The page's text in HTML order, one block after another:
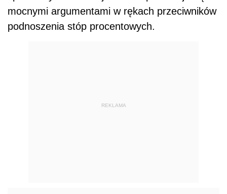
mocnymi argumentami w rękach przeciwników
podnoszenia stóp procentowych.
REKLAMA